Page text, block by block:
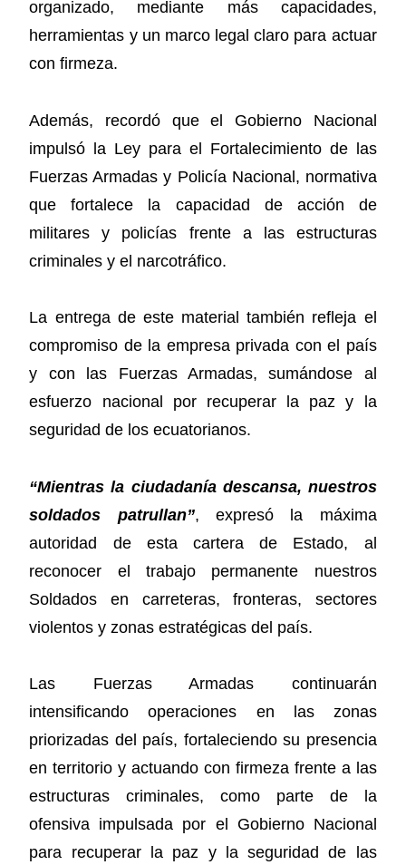
organizado, mediante más capacidades,
herramientas y un marco legal claro para actuar
con firmeza.
Además, recordó que el Gobierno Nacional
impulsó la Ley para el Fortalecimiento de las
Fuerzas Armadas y Policía Nacional, normativa
que fortalece la capacidad de acción de
militares y policías frente a las estructuras
criminales y el narcotráfico.
La entrega de este material también refleja el
compromiso de la empresa privada con el país
y con las Fuerzas Armadas, sumándose al
esfuerzo nacional por recuperar la paz y la
seguridad de los ecuatorianos.
“Mientras la ciudadanía descansa, nuestros
soldados patrullan”, expresó la máxima
autoridad de esta cartera de Estado, al
reconocer el trabajo permanente nuestros
Soldados en carreteras, fronteras, sectores
violentos y zonas estratégicas del país.
Las Fuerzas Armadas continuarán
intensificando operaciones en las zonas
priorizadas del país, fortaleciendo su presencia
en territorio y actuando con firmeza frente a las
estructuras criminales, como parte de la
ofensiva impulsada por el Gobierno Nacional
para recuperar la paz y la seguridad de las